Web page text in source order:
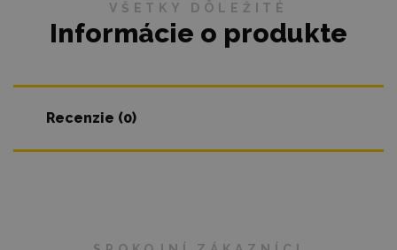
VŠETKY DÔLEŽITÉ
Informácie o produkte
Recenzie (0)